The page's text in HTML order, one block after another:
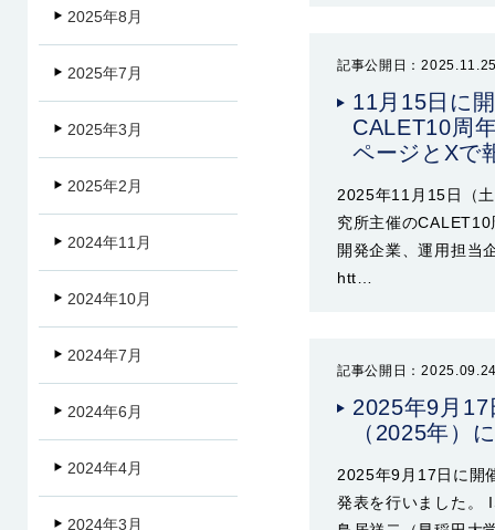
記事公開日：
11月15日に
CALET10周
ページとXで
2025年11月15日（
究所主催の
開発企業、運用担当
htt…
記事公開日：
2025年9月
（2025年）
2025年9月17日に開
発表を行いました。
2025年8月
2025年7月
2025年3月
2025年2月
2024年11月
2024年10月
2024年7月
2024年6月
2024年4月
2024年3月